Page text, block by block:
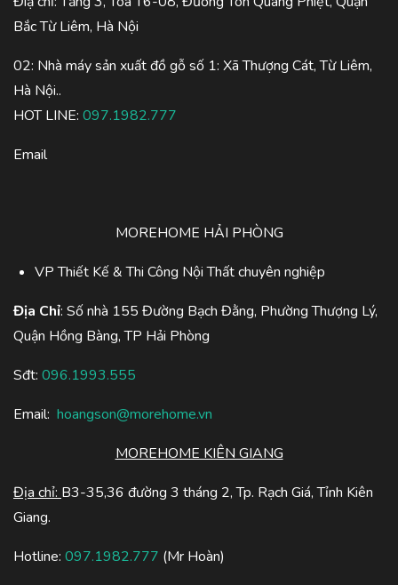
Bắc Từ Liêm, Hà Nội
02: Nhà máy sản xuất đồ gỗ số 1: Xã Thượng Cát, Từ Liêm,
Hà Nội..
HOT LINE: 097.1982.777
Email
MOREHOME HẢI PHÒNG
VP Thiết Kế & Thi Công Nội Thất chuyên nghiệp
Địa Chỉ: Số nhà 155 Đường Bạch Đằng, Phường Thượng Lý,
Quận Hồng Bàng, TP Hải Phòng
Sđt: 096.1993.555
Email: hoangson@morehome.vn
MOREHOME KIÊN GIANG
Địa chỉ: B3-35,36 đường 3 tháng 2, Tp. Rạch Giá, Tỉnh Kiên
Giang.
Hotline: 097.1982.777 (Mr Hoàn)